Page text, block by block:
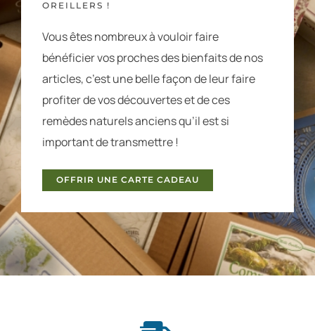
OREILLERS !
Vous êtes nombreux à vouloir faire
bénéficier vos proches des bienfaits de nos
articles, c’est une belle façon de leur faire
profiter de vos découvertes et de ces
remèdes naturels anciens qu’il est si
important de transmettre !
OFFRIR UNE CARTE CADEAU